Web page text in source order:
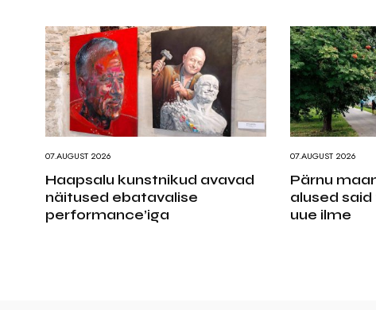
07.AUGUST 2026
Haapsalu kunstnikud avavad
näitused ebatavalise
performance’iga
07.AUGUST 2026
Pärnu
alused
uue ilme